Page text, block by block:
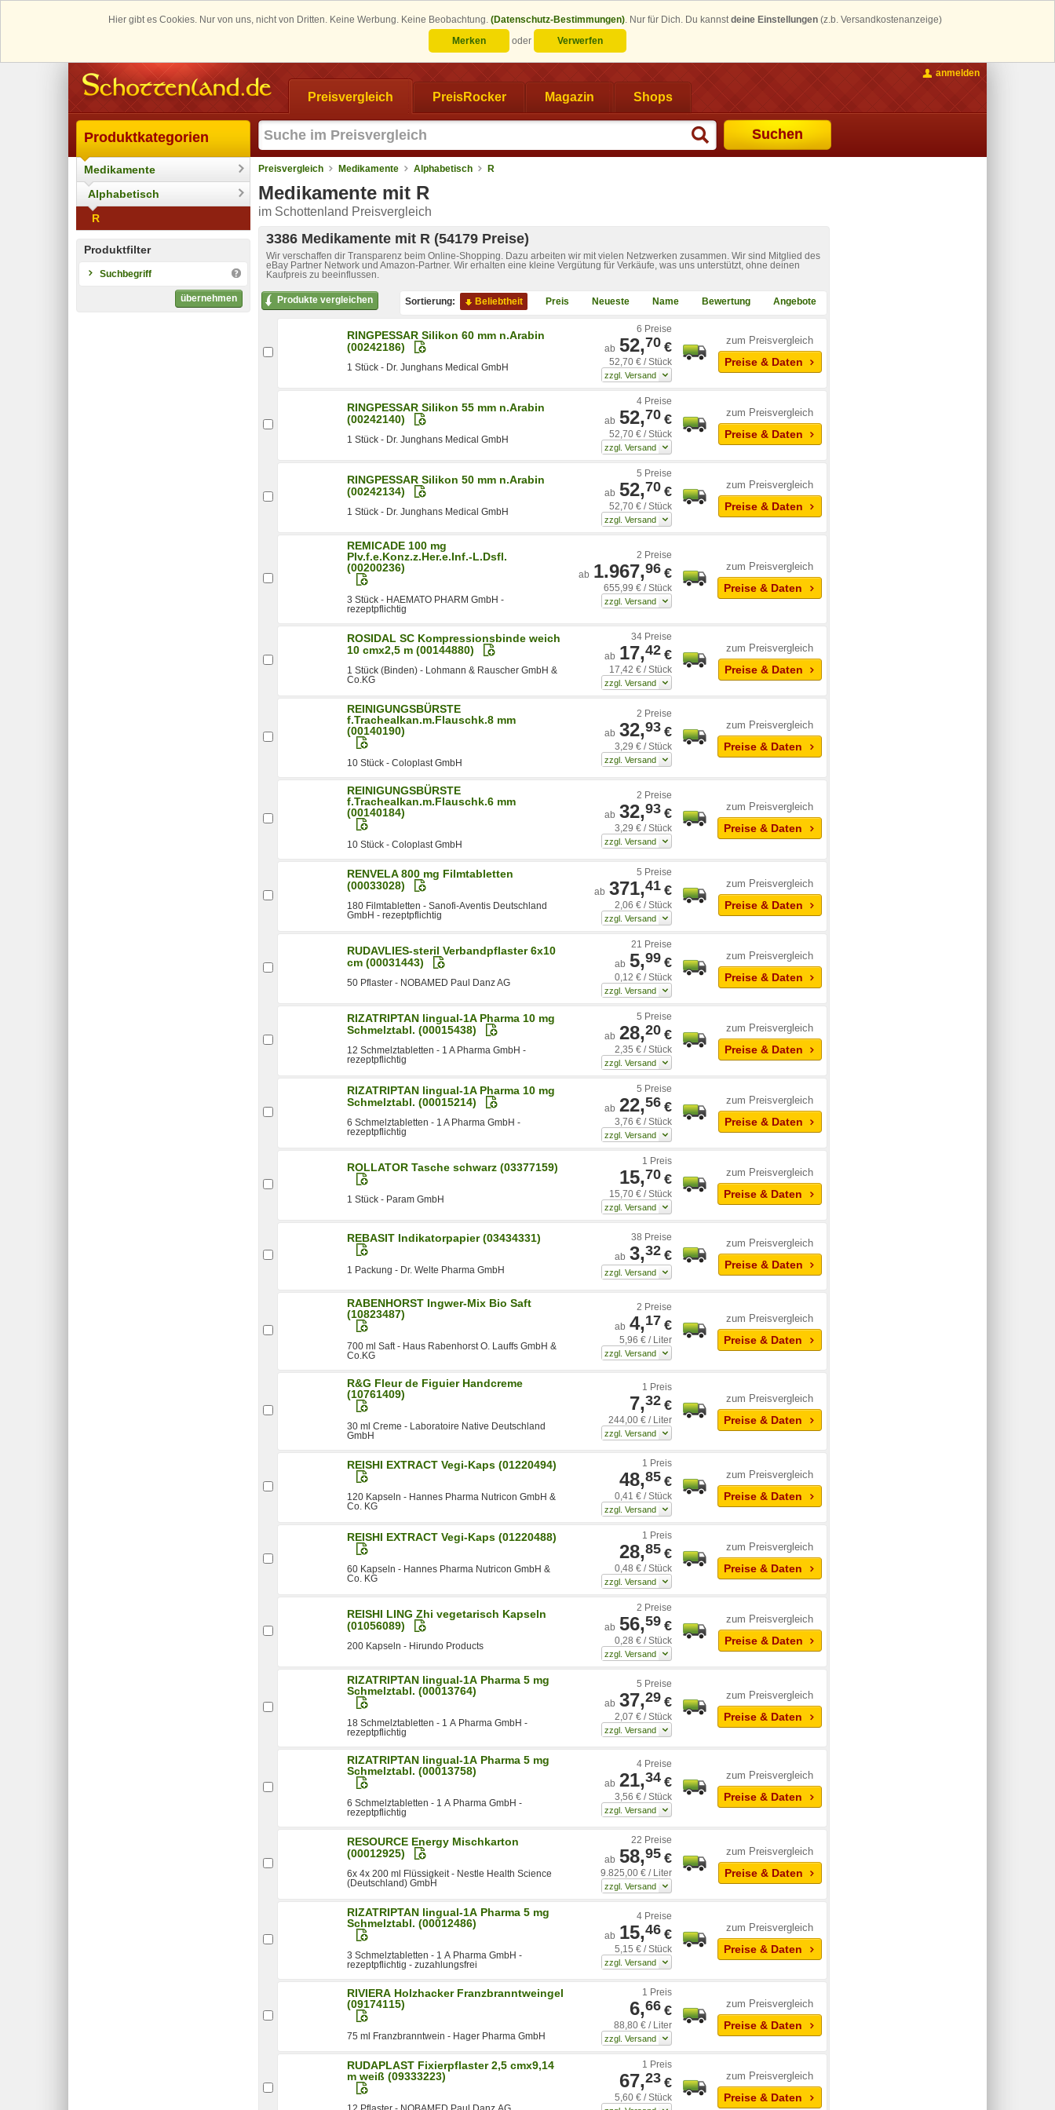
Hier gibt es Cookies. Nur von uns, nicht von Dritten. Keine Werbung. Keine Beobachtung. (Datenschutz-Bestimmungen). Nur für Dich. Du kannstdeine Einstellungen (z.b. Versandkostenanzeige)
Merken
oder Verwerfen
Preisvergleich PreisRocker Magazin Shops
Suchen
anmelden
Produktkategorien
Medikamente
Alphabetisch
R
Produktfilter
Suchbegriff
übernehmen
Preisvergleich Medikamente Alphabetisch R
Medikamente mit R
im Schottenland Preisvergleich
3386 Medikamente mit R (54179 Preise)
Wir verschaffen dir Transparenz beim Online-Shopping. Dazu arbeiten wir mit vielen Netzwerken zusammen. Wir sind Mitglied des
eBay Partner Network und Amazon-Partner. Wir erhalten eine kleine Vergütung für Verkäufe, was uns unterstützt, ohne deinen
Kaufpreis zu beeinflussen.
Produkte vergleichen Sortierung: Beliebtheit Preis Neueste Name Bewertung Angebote
RINGPESSAR Silikon 60 mm n.Arabin
(00242186)
1 Stück - Dr. Junghans Medical GmbH
6 Preise
ab 52,70 €
52,70 € / Stück
zum Preisvergleich
Preise & Daten
RINGPESSAR Silikon 55 mm n.Arabin
(00242140)
1 Stück - Dr. Junghans Medical GmbH
4 Preise
ab 52,70 €
52,70 € / Stück
zum Preisvergleich
Preise & Daten
RINGPESSAR Silikon 50 mm n.Arabin
(00242134)
1 Stück - Dr. Junghans Medical GmbH
5 Preise
ab 52,70 €
52,70 € / Stück
zum Preisvergleich
Preise & Daten
REMICADE 100 mg
Plv.f.e.Konz.z.Her.e.Inf.-L.Dsfl.
(00200236)
3 Stück - HAEMATO PHARM GmbH -
rezeptpflichtig
2 Preise
ab 1.967,96 €
655,99 € / Stück
zum Preisvergleich
Preise & Daten
ROSIDAL SC Kompressionsbinde weich
10 cmx2,5 m (00144880)
1 Stück (Binden) - Lohmann & Rauscher GmbH &
Co.KG
34 Preise
ab 17,42 €
17,42 € / Stück
zum Preisvergleich
Preise & Daten
REINIGUNGSBÜRSTE
f.Trachealkan.m.Flauschk.8 mm
(00140190)
10 Stück - Coloplast GmbH
2 Preise
ab 32,93 €
3,29 € / Stück
zum Preisvergleich
Preise & Daten
REINIGUNGSBÜRSTE
f.Trachealkan.m.Flauschk.6 mm
(00140184)
10 Stück - Coloplast GmbH
2 Preise
ab 32,93 €
3,29 € / Stück
zum Preisvergleich
Preise & Daten
RENVELA 800 mg Filmtabletten
(00033028)
180 Filmtabletten - Sanofi-Aventis Deutschland
GmbH - rezeptpflichtig
5 Preise
ab 371,41 €
2,06 € / Stück
zum Preisvergleich
Preise & Daten
RUDAVLIES-steril Verbandpflaster 6x10
cm (00031443)
50 Pflaster - NOBAMED Paul Danz AG
21 Preise
ab 5,99 €
0,12 € / Stück
zum Preisvergleich
Preise & Daten
RIZATRIPTAN lingual-1A Pharma 10 mg
Schmelztabl. (00015438)
12 Schmelztabletten - 1 A Pharma GmbH -
rezeptpflichtig
5 Preise
ab 28,20 €
2,35 € / Stück
zum Preisvergleich
Preise & Daten
RIZATRIPTAN lingual-1A Pharma 10 mg
Schmelztabl. (00015214)
6 Schmelztabletten - 1 A Pharma GmbH -
rezeptpflichtig
5 Preise
ab 22,56 €
3,76 € / Stück
zum Preisvergleich
Preise & Daten
ROLLATOR Tasche schwarz (03377159)
1 Stück - Param GmbH
1 Preis
15,70 €
15,70 € / Stück
zum Preisvergleich
Preise & Daten
REBASIT Indikatorpapier (03434331)
1 Packung - Dr. Welte Pharma GmbH
38 Preise
ab 3,32 €
zum Preisvergleich
Preise & Daten
RABENHORST Ingwer-Mix Bio Saft
(10823487)
700 ml Saft - Haus Rabenhorst O. Lauffs GmbH &
Co.KG
2 Preise
ab 4,17 €
5,96 € / Liter
zum Preisvergleich
Preise & Daten
R&G Fleur de Figuier Handcreme
(10761409)
30 ml Creme - Laboratoire Native Deutschland
GmbH
1 Preis
7,32 €
244,00 € / Liter
zum Preisvergleich
Preise & Daten
REISHI EXTRACT Vegi-Kaps (01220494)
120 Kapseln - Hannes Pharma Nutricon GmbH &
Co. KG
1 Preis
48,85 €
0,41 € / Stück
zum Preisvergleich
Preise & Daten
REISHI EXTRACT Vegi-Kaps (01220488)
60 Kapseln - Hannes Pharma Nutricon GmbH &
Co. KG
1 Preis
28,85 €
0,48 € / Stück
zum Preisvergleich
Preise & Daten
REISHI LING Zhi vegetarisch Kapseln
(01056089)
200 Kapseln - Hirundo Products
2 Preise
ab 56,59 €
0,28 € / Stück
zum Preisvergleich
Preise & Daten
RIZATRIPTAN lingual-1A Pharma 5 mg
Schmelztabl. (00013764)
18 Schmelztabletten - 1 A Pharma GmbH -
rezeptpflichtig
5 Preise
ab 37,29 €
2,07 € / Stück
zum Preisvergleich
Preise & Daten
RIZATRIPTAN lingual-1A Pharma 5 mg
Schmelztabl. (00013758)
6 Schmelztabletten - 1 A Pharma GmbH -
rezeptpflichtig
4 Preise
ab 21,34 €
3,56 € / Stück
zum Preisvergleich
Preise & Daten
RESOURCE Energy Mischkarton
(00012925)
6x 4x 200 ml Flüssigkeit - Nestle Health Science
(Deutschland) GmbH
22 Preise
ab 58,95 €
9.825,00 € / Liter
zum Preisvergleich
Preise & Daten
RIZATRIPTAN lingual-1A Pharma 5 mg
Schmelztabl. (00012486)
3 Schmelztabletten - 1 A Pharma GmbH -
rezeptpflichtig - zuzahlungsfrei
4 Preise
ab 15,46 €
5,15 € / Stück
zum Preisvergleich
Preise & Daten
RIVIERA Holzhacker Franzbranntweingel
(09174115)
75 ml Franzbranntwein - Hager Pharma GmbH
1 Preis
6,66 €
88,80 € / Liter
zum Preisvergleich
Preise & Daten
RUDAPLAST Fixierpflaster 2,5 cmx9,14
m weiß (09333223)
1 Preis
67,23 €
5,60 € / Stück
zum Preisvergleich
Preise & Daten